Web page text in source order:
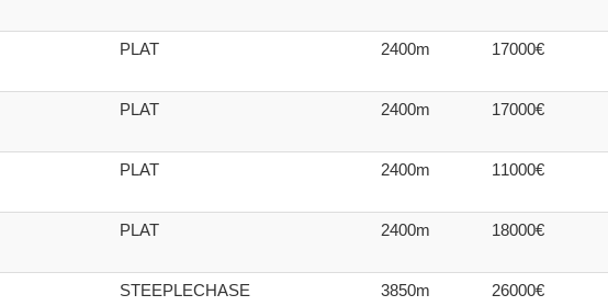
PLAT 2400m 17000€
PLAT 2400m 17000€
PLAT 2400m 11000€
PLAT 2400m 18000€
STEEPLECHASE 3850m 26000€